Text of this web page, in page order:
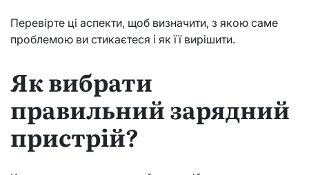
Перевірте ці аспекти, щоб визначити, з якою саме
проблемою ви стикаєтеся і як її вирішити.
Як вибрати
правильний зарядний
пристрій?